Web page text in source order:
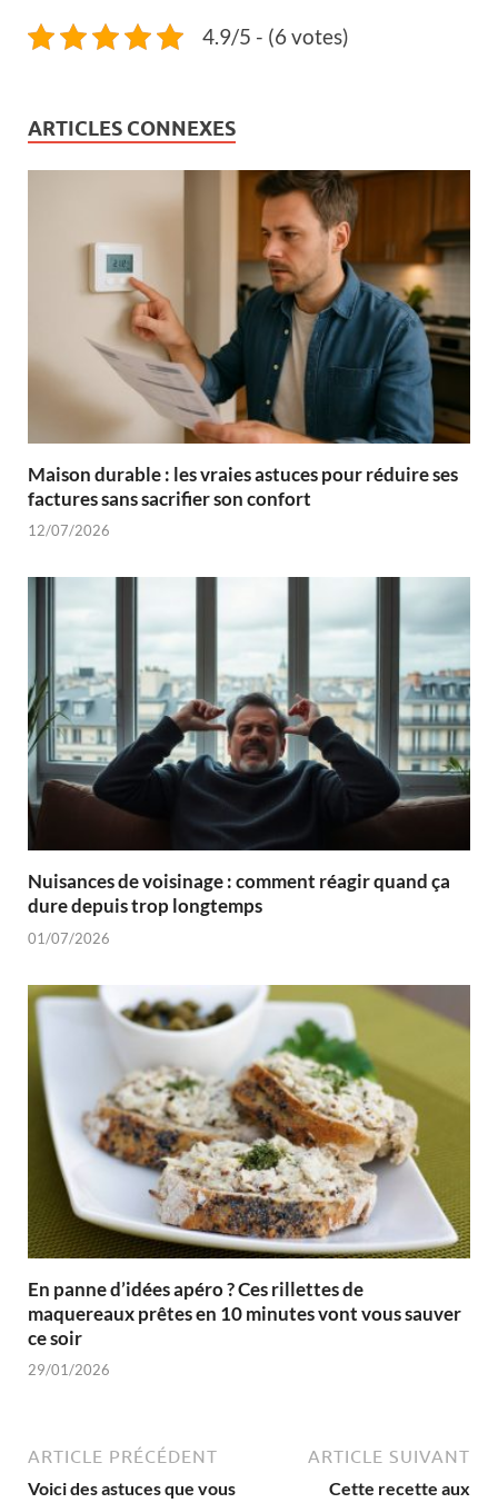
4.9/5 - (6 votes)
ARTICLES CONNEXES
Maison durable : les vraies astuces pour réduire ses
factures sans sacrifier son confort
12/07/2026
Nuisances de voisinage : comment réagir quand ça
dure depuis trop longtemps
01/07/2026
En panne d’idées apéro ? Ces rillettes de
maquereaux prêtes en 10 minutes vont vous sauver
ce soir
29/01/2026
ARTICLE PRÉCÉDENT
Voici des astuces que vous
ARTICLE SUIVANT
Cette recette aux